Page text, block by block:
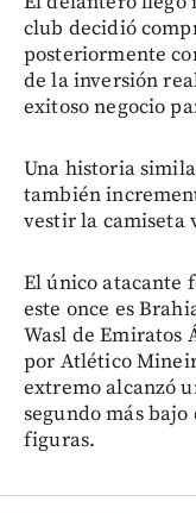
club decidió
posteriormente
de la inversión
exitoso negocio
Una historia
también
vestir la camiseta
El único atacante
este once es
Wasl de Emiratos
por Atlético
extremo alcanzó
segundo más
figuras.